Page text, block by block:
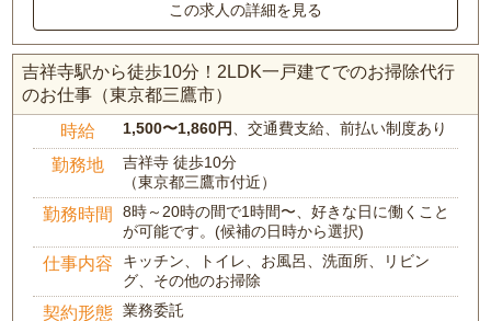
この求人の詳細を見る
吉祥寺駅から徒歩10分！2LDK一戸建てでのお掃除代行
のお仕事（東京都三鷹市）
時給 1,500〜1,860円、交通費支給、前払い制度あり
勤務地
吉祥寺 徒歩10分
（東京都三鷹市付近）
勤務時間
8時～20時の間で1時間〜、好きな日に働くこと
が可能です。(候補の日時から選択)
仕事内容
キッチン、トイレ、お風呂、洗面所、リビン
グ、その他のお掃除
契約形態 業務委託